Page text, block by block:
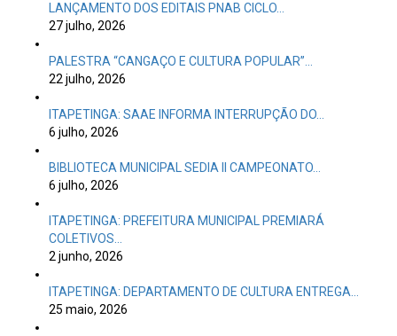
LANÇAMENTO DOS EDITAIS PNAB CICLO…
27 julho, 2026
PALESTRA “CANGAÇO E CULTURA POPULAR”…
22 julho, 2026
ITAPETINGA: SAAE INFORMA INTERRUPÇÃO DO…
6 julho, 2026
BIBLIOTECA MUNICIPAL SEDIA II CAMPEONATO…
6 julho, 2026
ITAPETINGA: PREFEITURA MUNICIPAL PREMIARÁ
COLETIVOS…
2 junho, 2026
ITAPETINGA: DEPARTAMENTO DE CULTURA ENTREGA…
25 maio, 2026